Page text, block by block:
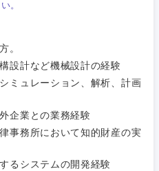
。
。
設計など機械設計の経験
ミュレーション、解析、計画
企業との業務経験
事務所において知的財産の実
るシステムの開発経験